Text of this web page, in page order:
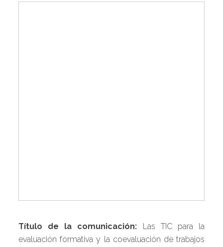
Título de la comunicación: Las TIC para la
evaluación formativa y la coevaluación de trabajos